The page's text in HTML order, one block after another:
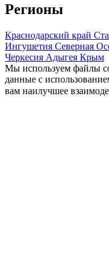
Регионы
Краснодарский край
Ингушетия Северная
Черкесия Адыгея Крым
Мы используем файлы
данные с
вам наилучшее